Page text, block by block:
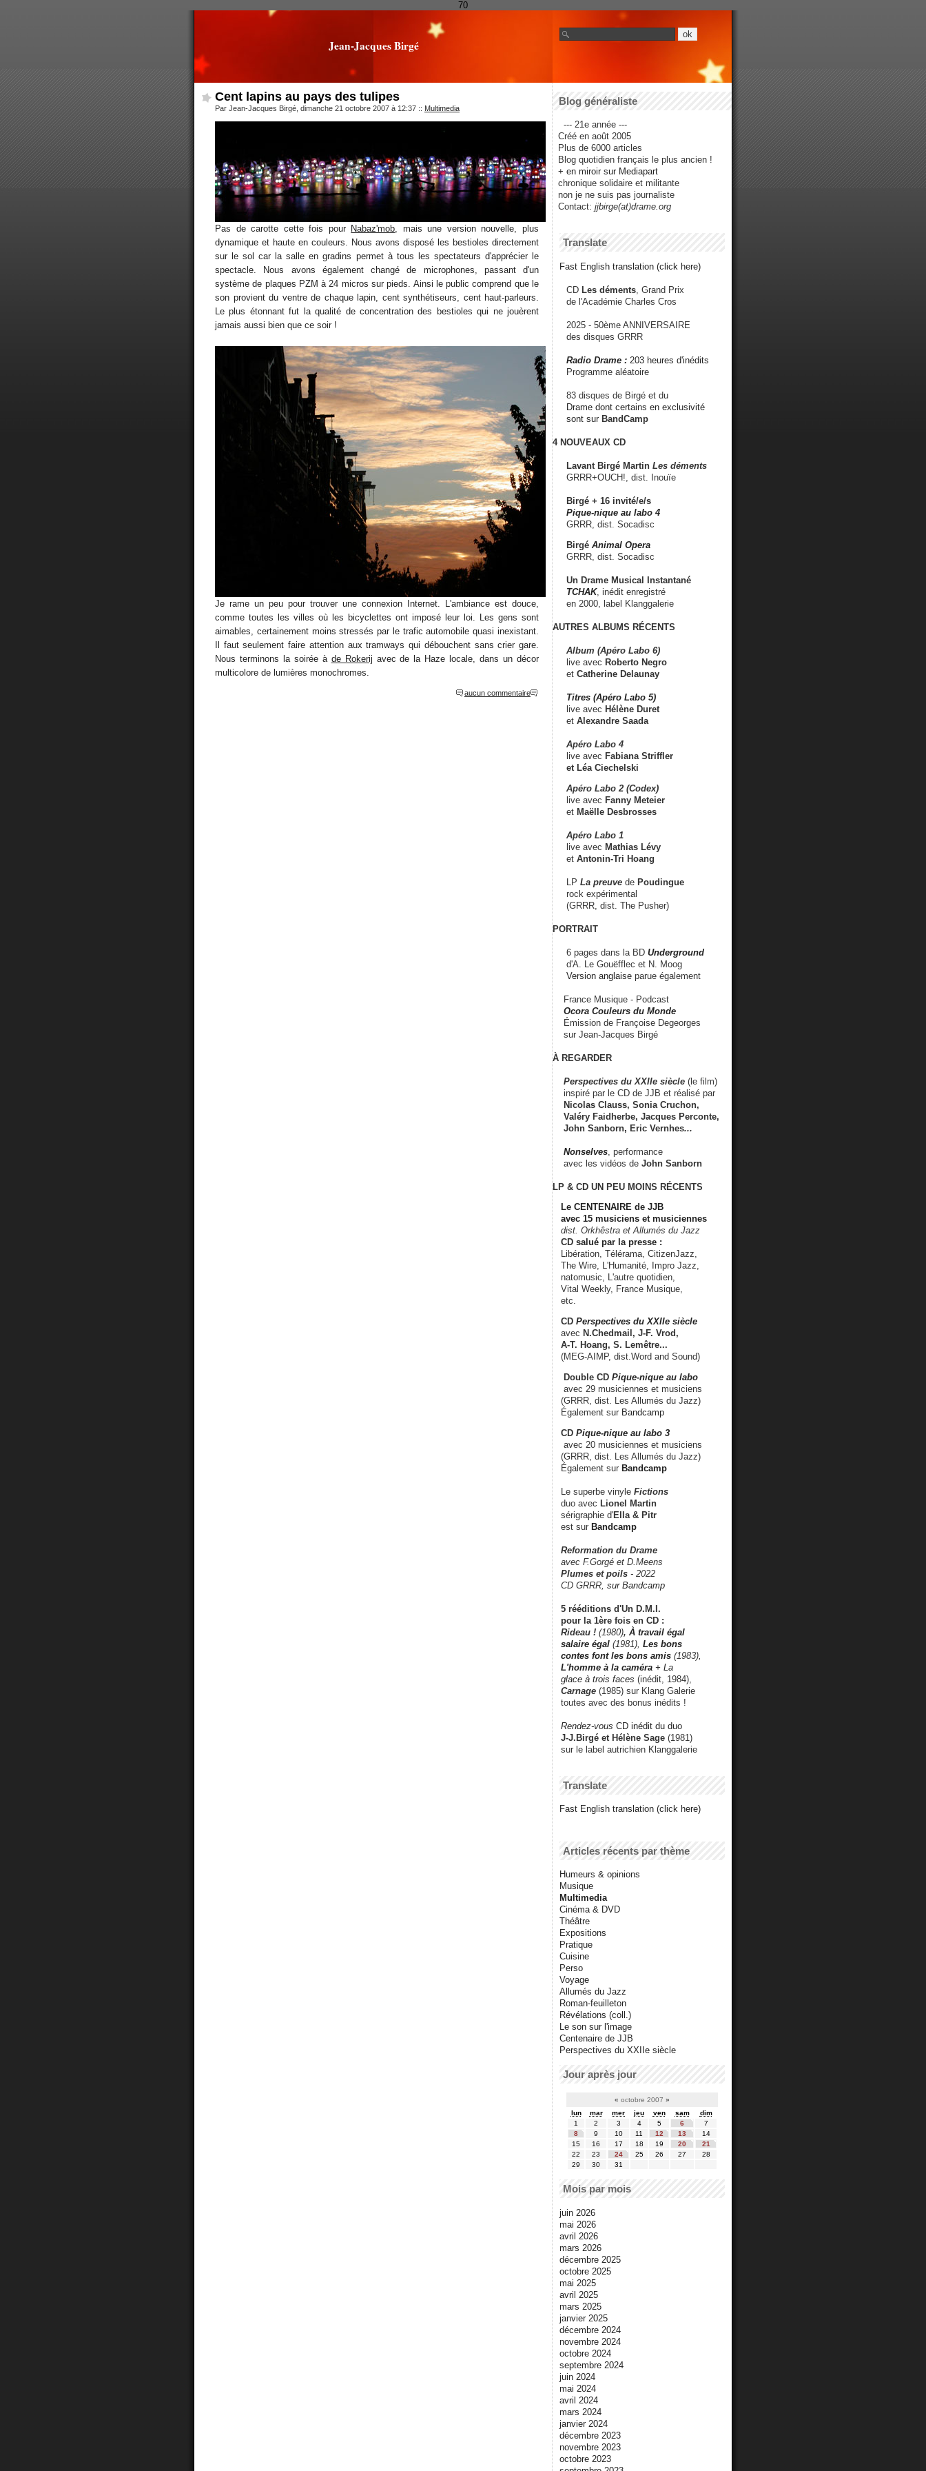
70
Jean-Jacques Birgé
Cent lapins au pays des tulipes
Par Jean-Jacques Birgé, dimanche 21 octobre 2007 à 12:37 :: Multimedia
Pas de carotte cette fois pour Nabaz'mob , mais une version nouvelle, plus
dynamique et haute en couleurs. Nous avons disposé les bestioles directement
sur le sol car la salle en gradins permet à tous les spectateurs d'apprécier le
spectacle. Nous avons également changé de microphones, passant d'un
système de plaques PZM à 24 micros sur pieds. Ainsi le public comprend que le
son provient du ventre de chaque lapin, cent synthétiseurs, cent haut-parleurs.
Le plus étonnant fut la qualité de concentration des bestioles qui ne jouèrent
jamais aussi bien que ce soir !
Je rame un peu pour trouver une connexion Internet. L'ambiance est douce,
comme toutes les villes où les bicyclettes ont imposé leur loi. Les gens sont
aimables, certainement moins stressés par le trafic automobile quasi inexistant.
Il faut seulement faire attention aux tramways qui débouchent sans crier gare.
Nous terminons la soirée à de Rokerij avec de la Haze locale, dans un décor
multicolore de lumières monochromes.
aucun commentaire
Blog généraliste
--- 21e année ---
Créé en août 2005
Plus de 6000 articles
Blog quotidien français le plus ancien !
+ en miroir sur Mediapart
chronique solidaire et militante
non je ne suis pas journaliste
Contact: jjbirge(at)drame.org
Translate
Fast English translation (click here)
CD Les déments , Grand Prix
de l'Académie Charles Cros
2025 - 50ème ANNIVERSAIRE
des disques GRRR
Radio Drame : 203 heures d'inédits
Programme aléatoire
83 disques de Birgé et du
Drame dont certains en exclusivité
sont sur BandCamp
4 NOUVEAUX CD
Lavant Birgé Martin Les déments
GRRR+OUCH!, dist. Inouïe
Birgé + 16 invité/e/s
Pique-nique au labo 4
GRRR, dist. Socadisc
Birgé Animal Opera
GRRR, dist. Socadisc
Un Drame Musical Instantané
TCHAK, inédit enregistré
en 2000, label Klanggalerie
AUTRES ALBUMS RÉCENTS
Album (Apéro Labo 6)
live avec Roberto Negro
et Catherine Delaunay
Titres (Apéro Labo 5)
live avec Hélène Duret
et Alexandre Saada
Apéro Labo 4
live avec Fabiana Striffler
et Léa Ciechelski
Apéro Labo 2 (Codex)
live avec Fanny Meteier
et Maëlle Desbrosses
Apéro Labo 1
live avec Mathias Lévy
et Antonin-Tri Hoang
LP La preuve de Poudingue
rock expérimental
(GRRR, dist. The Pusher)
PORTRAIT
6 pages dans la BD Underground
d'A. Le Gouëfflec et N. Moog
Version anglaise parue également
France Musique - Podcast
Ocora Couleurs du Monde
Émission de Françoise Degeorges
sur Jean-Jacques Birgé
À REGARDER
Perspectives du XXIIe siècle (le film)
inspiré par le CD de JJB et réalisé par
Nicolas Clauss, Sonia Cruchon,
Valéry Faidherbe, Jacques Perconte,
John Sanborn, Eric Vernhes...
Nonselves , performance
avec les vidéos de John Sanborn
LP & CD UN PEU MOINS RÉCENTS
Le CENTENAIRE de JJB
avec 15 musiciens et musiciennes
dist. Orkhêstra et Allumés du Jazz
CD salué par la presse :
Libération, Télérama, CitizenJazz,
The Wire, L'Humanité, Impro Jazz,
natomusic, L'autre quotidien,
Vital Weekly, France Musique,
etc.
CD Perspectives du XXIIe siècle
avec N.Chedmail, J-F. Vrod,
A-T. Hoang, S. Lemêtre...
(MEG-AIMP, dist.Word and Sound)
Double CD Pique-nique au labo
avec 29 musiciennes et musiciens
(GRRR, dist. Les Allumés du Jazz)
Également sur Bandcamp
CD Pique-nique au labo 3
avec 20 musiciennes et musiciens
(GRRR, dist. Les Allumés du Jazz)
Également sur Bandcamp
Le superbe vinyle Fictions
duo avec Lionel Martin
sérigraphie d'Ella & Pitr
est sur Bandcamp
Reformation du Drame
avec F.Gorgé et D.Meens
Plumes et poils - 2022
CD GRRR, sur Bandcamp
5 rééditions d'Un D.M.I.
pour la 1ère fois en CD :
Rideau ! (1980), À travail égal
salaire égal (1981), Les bons
contes font les bons amis (1983),
L'homme à la caméra + La
glace à trois faces (inédit, 1984),
Carnage (1985) sur Klang Galerie
toutes avec des bonus inédits !
Rendez-vous CD inédit du duo
J-J.Birgé et Hélène Sage (1981)
sur le label autrichien Klanggalerie
Translate
Fast English translation (click here)
Articles récents par thème
Humeurs & opinions
Musique
Multimedia
Cinéma & DVD
Théâtre
Expositions
Pratique
Cuisine
Perso
Voyage
Allumés du Jazz
Roman-feuilleton
Révélations (coll.)
Le son sur l'image
Centenaire de JJB
Perspectives du XXIIe siècle
Jour après jour
« octobre 2007 »
lun
mar mer jeu ven sam
dim
1
2 3 4 5 6
7
8
9 10 11 12 13
14
15
16 17 18 19 20
21
22
23 24 25 26 27
28
29
30 31
Mois par mois
juin 2026
mai 2026
avril 2026
mars 2026
décembre 2025
octobre 2025
mai 2025
avril 2025
mars 2025
janvier 2025
décembre 2024
novembre 2024
octobre 2024
septembre 2024
juin 2024
mai 2024
avril 2024
mars 2024
janvier 2024
décembre 2023
novembre 2023
octobre 2023